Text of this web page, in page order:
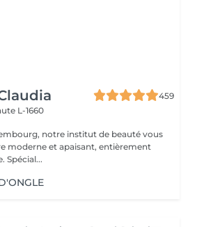
459
L-1660
notre institut de beauté vous
moderne et apaisant, entièrement
dédié à votre bien-être. Spécial...